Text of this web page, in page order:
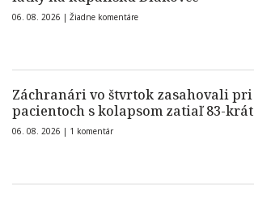
06. 08. 2026 | Žiadne komentáre
Záchranári vo štvrtok zasahovali pri
pacientoch s kolapsom zatiaľ 83-krát
06. 08. 2026 | 1 komentár